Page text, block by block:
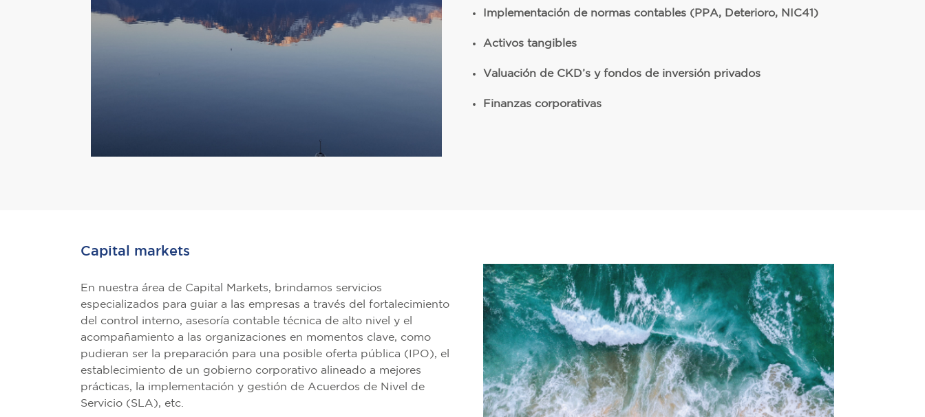
Implementación de normas contables (PPA, Deterioro, NIC41)
Activos tangibles
Valuación de CKD’s y fondos de inversión privados
Finanzas corporativas
Capital markets
En nuestra área de Capital Markets, brindamos servicios
especializados para guiar a las empresas a través del fortalecimiento
del control interno, asesoría contable técnica de alto nivel y el
acompañamiento a las organizaciones en momentos clave, como
pudieran ser la preparación para una posible oferta pública (IPO), el
establecimiento de un gobierno corporativo alineado a mejores
prácticas, la implementación y gestión de Acuerdos de Nivel de
Servicio (SLA), etc.